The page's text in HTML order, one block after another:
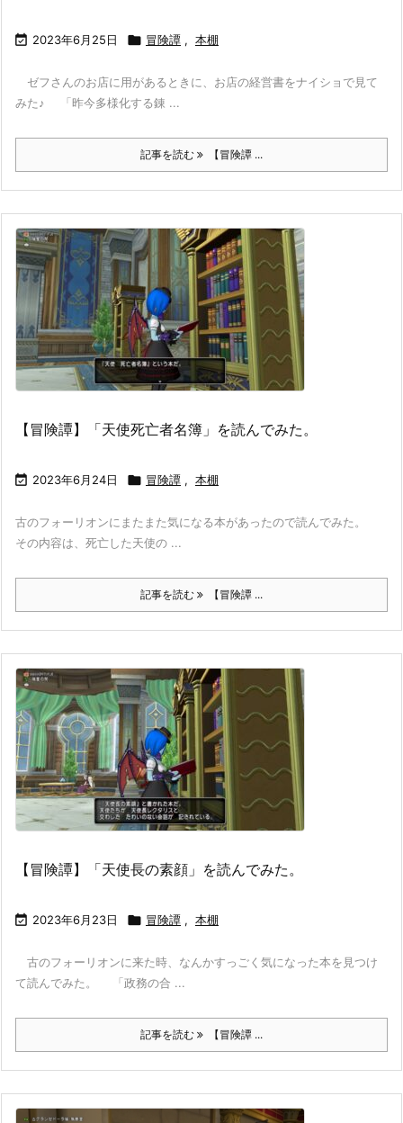
 2023年6月25日  冒険譚 , 本棚
ゼフさんのお店に用があるときに、お店の経営書をナイショで見て
みた♪ 「昨今多様化する錬 ...
記事を読む 【冒険譚 ...
【冒険譚】「天使死亡者名簿」を読んでみた。
 2023年6月24日  冒険譚 , 本棚
古のフォーリオンにまたまた気になる本があったので読んでみた。
その内容は、死亡した天使の ...
記事を読む 【冒険譚 ...
【冒険譚】「天使長の素顔」を読んでみた。
 2023年6月23日  冒険譚 , 本棚
古のフォーリオンに来た時、なんかすっごく気になった本を見つけ
て読んでみた。 「政務の合 ...
記事を読む 【冒険譚 ...